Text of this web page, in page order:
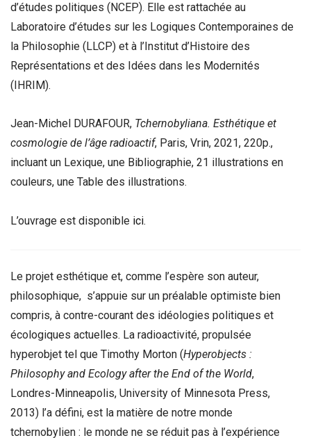
d’études politiques (NCEP). Elle est rattachée au
Laboratoire d’études sur les Logiques Contemporaines de
la Philosophie (LLCP) et à l’Institut d’Histoire des
Représentations et des Idées dans les Modernités
(IHRIM).
Jean-Michel DURAFOUR, Tchernobyliana. Esthétique et
cosmologie de l’âge radioactif, Paris, Vrin, 2021, 220p.,
incluant un Lexique, une Bibliographie, 21 illustrations en
couleurs, une Table des illustrations.
L’ouvrage est disponible ici.
Le projet esthétique et, comme l’espère son auteur,
philosophique, s’appuie sur un préalable optimiste bien
compris, à contre-courant des idéologies politiques et
écologiques actuelles. La radioactivité, propulsée
hyperobjet tel que Timothy Morton (Hyperobjects :
Philosophy and Ecology after the End of the World,
Londres-Minneapolis, University of Minnesota Press,
2013) l’a défini, est la matière de notre monde
tchernobylien : le monde ne se réduit pas à l’expérience